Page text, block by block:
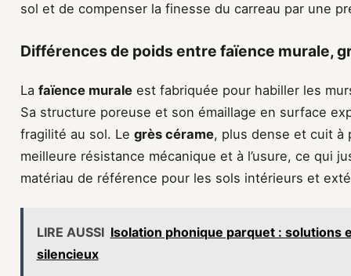
sol et de compenser la finesse du carreau par une
Différences de poids entre faïence murale,
La faïence murale est fabriquée pour habiller les
Sa structure poreuse et son émaillage en surface
fragilité au sol. Le grès cérame, plus dense et cuit à
meilleure résistance mécanique et à l’usure, ce qui
matériau de référence pour les sols intérieurs et
LIRE AUSSI Isolation phonique parquet : solutions
silencieux